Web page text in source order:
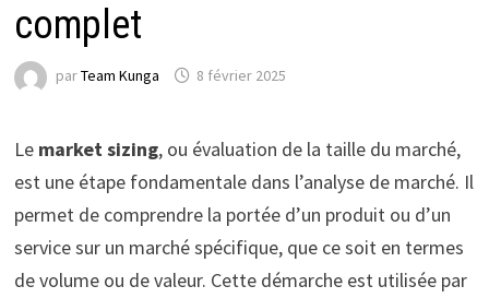
complet
parTeam Kunga 8 février 2025
Le market sizing, ou évaluation de la taille du marché,
est une étape fondamentale dans l’analyse de marché. Il
permet de comprendre la portée d’un produit ou d’un
service sur un marché spécifique, que ce soit en termes
de volume ou de valeur. Cette démarche est utilisée par